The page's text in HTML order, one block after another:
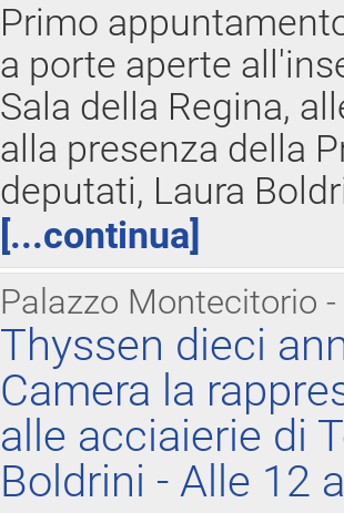
Primo
a porte aperte
Sala della Regina,
alla presenza della
deputati, Laura
[...continua]
Palazzo Montecitorio
Thyssen dieci
Camera la
alle acciaierie di
Boldrini - Alle 12